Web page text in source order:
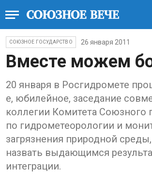
СОЮЗНОЕ ГОСУДАРСТВО 26 января 2011
Вместе можем
20 января в Росгидромете
е, юбилейное, заседание
коллегии Комитета Союзного
по гидрометеорологии и
загрязнения природной
назвать выдающимся
интеграции.